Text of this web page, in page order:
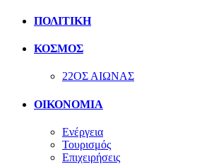
ΠΟΛΙΤΙΚΗ
ΚΟΣΜΟΣ
22ΟΣ ΑΙΩΝΑΣ
ΟΙΚΟΝΟΜΙΑ
Ενέργεια
Τουρισμός
Επιχειρήσεις